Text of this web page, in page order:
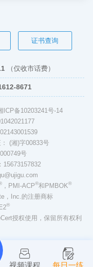
证书查询
（仅收市话费）
8671
ICP备10203241号-14
(湘)字00833号
号
15673157832
，PMI-ACP®和PMBOK®
，Inc.的注册商标
®
授权使用，保留所有权利
视频课程
每日一练